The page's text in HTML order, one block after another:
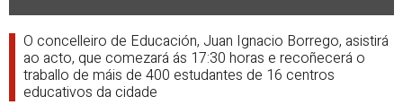
O concelleiro de Educación, Juan Ignacio Borrego, asistirá
ao acto, que comezará ás 17:30 horas e recoñecerá o
traballo de máis de 400 estudantes de 16 centros
educativos da cidade